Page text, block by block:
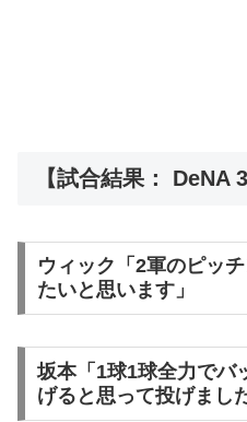
【試合結果： DeNA
ウィック「2軍のピッ
たいと思います」
坂本「1球1球全力でバ
げると思って投げまし